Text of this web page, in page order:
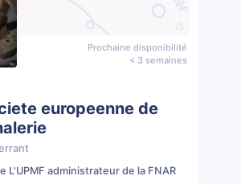
Prochaine disponibilité
< 3 semaines
europeenne de
L'UPMF administrateur de la FNAR